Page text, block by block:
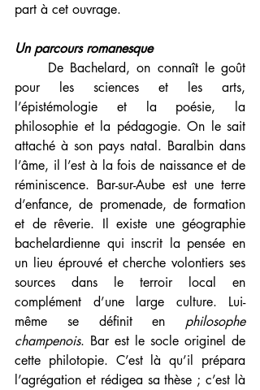
part à cet ouvrage.
Un parcours romanesque
De Bachelard, on connaît le goût
pour les sciences et les arts,
l’épistémologie et la poésie, la
philosophie et la pédagogie. On le sait
attaché à son pays natal. Baralbin dans
l’âme, il l’est à la fois de naissance et de
réminiscence. Bar-sur-Aube est une terre
d’enfance, de promenade, de formation
et de rêverie. Il existe une géographie
bachelardienne qui inscrit la pensée en
un lieu éprouvé et cherche volontiers ses
sources dans le terroir local en
complément d’une large culture. Lui-
même se définit en philosophe
champenois. Bar est le socle originel de
cette philotopie. C’est là qu’il prépara
l’agrégation et rédigea sa thèse ; c’est là